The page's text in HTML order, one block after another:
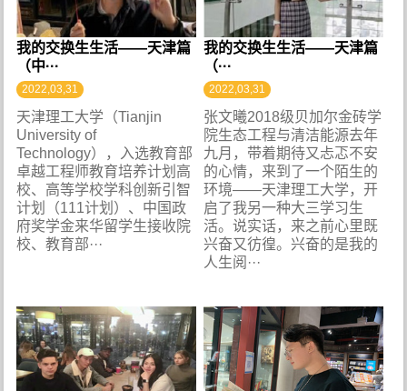
我的交换生生活——天津篇
（中···
2022,03,31
天津理工大学（Tianjin
University of
Technology），入选教育部
卓越工程师教育培养计划高
校、高等学校学科创新引智
计划（111计划）、中国政
府奖学金来华留学生接收院
校、教育部···
我的交换生​生活——天津篇
（···
2022,03,31
张文曦2018级贝加尔金砖学
院生态工程与清洁能源去年
九月，带着期待又忐忑不安
的心情，来到了一个陌生的
环境——天津理工大学，开
启了我另一种大三学习生
活。说实话，来之前心里既
兴奋又彷徨。兴奋的是我的
人生阅···